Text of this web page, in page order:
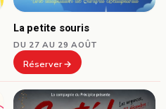
La petite souris
DU 27 AU 29 AOÛT
Réserver